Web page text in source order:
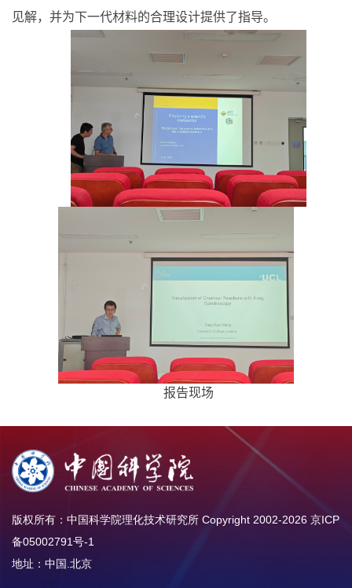
见解，并为下一代材料的合理设计提供了指导。
报告现场
版权所有：中国科学院理化技术研究所 Copyright 2002-2026 京ICP
备05002791号-1
地址：中国.北京